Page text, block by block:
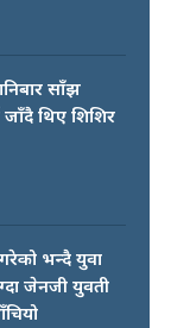
साँझ
थिए शिशिर
भन्दै युवा
जेनजी युवती